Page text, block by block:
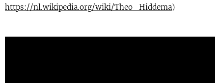
https://nl.wikipedia.org/wiki/Theo_Hiddema)